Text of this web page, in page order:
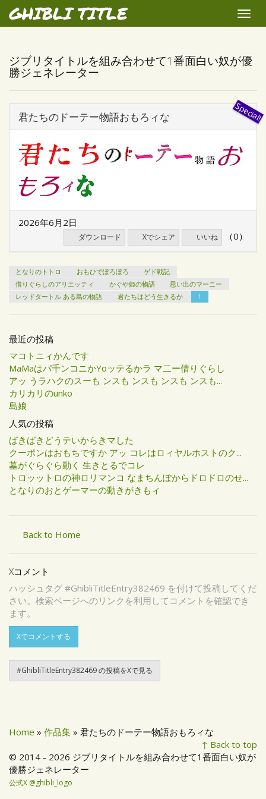
GHIBLI TITLE
Toggle
ジブリタイトルを組み合わせて1番面白い奴が優
勝ジェネレーター
君たちのドーテー物語おもろィな
2026年6月2日
ダウンロード Xでシェア いいね （0）
となりのトトロ おもひでぽろぽろ
ゲド戦記
借りぐらしのアリエッティ
かぐや姫の物語
思い出のマーニー
レッドタートル ある島の物語
君たちはどう生きるか 1
最近の投稿
マコトニィかんです
MaMaはパ千ンコニかYoッテるかラ マ二ー借りぐらし
アッ うラハクのスーも ンスも ンスも ンスも ンスも...
カリカリのunko
島娘
人気の投稿
ばきばきどうテいからきマした
クーポンはおもちですか アッ コレはロィヤルホストのク...
墓がぐらぐら動く 生きとるでコレ
トロッットロの神ロリマンコ なまちんぽからドロドロのせ...
となりのおとゲーマーの動きがきもィ
Back to Home
Xコメント
ハッシュタグ #GhibliTitleEntry382469 を付けて投稿してくだ
さい。検索ページへのリンクを利用してコメントを確認でき
ます。
Xでコメントする
#GhibliTitleEntry382469 の投稿をXで見る
Home » 作品集 » 君たちのドーテー物語おもろィな
↑ Back to top
© 2014 - 2026 ジブリタイトルを組み合わせて1番面白い奴が
優勝ジェネレーター
公式X @ghibli_logo